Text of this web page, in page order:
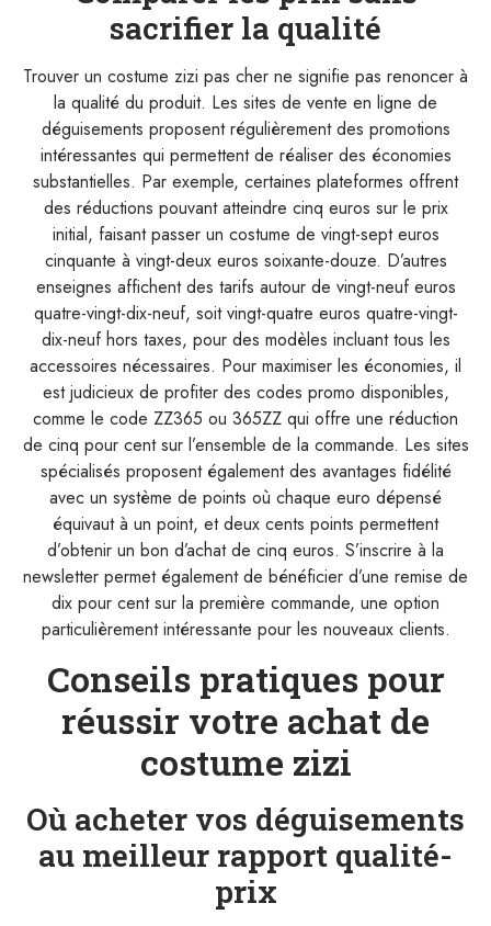
sacrifier la qualité
Trouver un costume zizi pas cher ne signifie pas renoncer à
la qualité du produit. Les sites de vente en ligne de
déguisements proposent régulièrement des promotions
intéressantes qui permettent de réaliser des économies
substantielles. Par exemple, certaines plateformes offrent
des réductions pouvant atteindre cinq euros sur le prix
initial, faisant passer un costume de vingt-sept euros
cinquante à vingt-deux euros soixante-douze. D’autres
enseignes affichent des tarifs autour de vingt-neuf euros
quatre-vingt-dix-neuf, soit vingt-quatre euros quatre-vingt-
dix-neuf hors taxes, pour des modèles incluant tous les
accessoires nécessaires. Pour maximiser les économies, il
est judicieux de profiter des codes promo disponibles,
comme le code ZZ365 ou 365ZZ qui offre une réduction
de cinq pour cent sur l’ensemble de la commande. Les sites
spécialisés proposent également des avantages fidélité
avec un système de points où chaque euro dépensé
équivaut à un point, et deux cents points permettent
d’obtenir un bon d’achat de cinq euros. S’inscrire à la
newsletter permet également de bénéficier d’une remise de
dix pour cent sur la première commande, une option
particulièrement intéressante pour les nouveaux clients.
Conseils pratiques pour
réussir votre achat de
costume zizi
Où acheter vos déguisements
au meilleur rapport qualité-
prix